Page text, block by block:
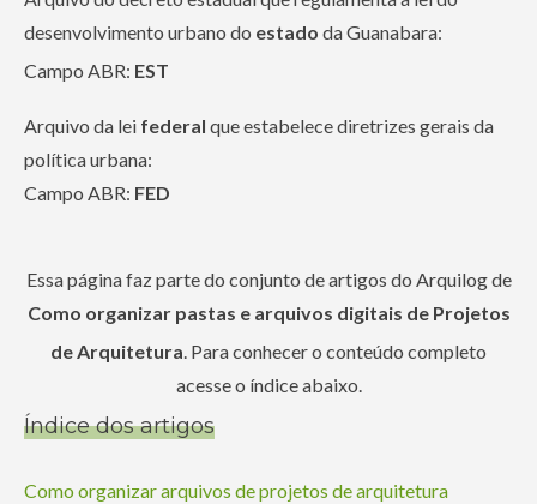
desenvolvimento urbano do estado da Guanabara:
Campo ABR: EST
Arquivo da lei federal que estabelece diretrizes gerais da
política urbana:
Campo ABR: FED
Essa página faz parte do conjunto de artigos do Arquilog de
Como organizar pastas e arquivos digitais de Projetos
de Arquitetura. Para conhecer o conteúdo completo
acesse o índice abaixo.
Índice dos artigos
Como organizar arquivos de projetos de arquitetura